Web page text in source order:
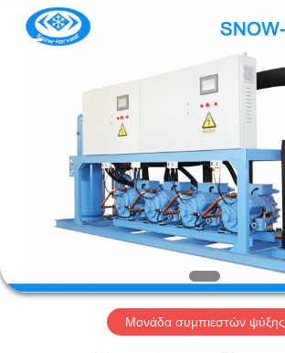
ΠΡΟΪΌΝΤΑ
ΠΕΡΊΠΟΥ
ΕΜΕΊΣ
ΓΎΡΟΣ
ΕΡΓΟΣΤΑΣΊΩΝ
Refrigeration
Engineering
Μονάδα συμπιεστών ψύξης